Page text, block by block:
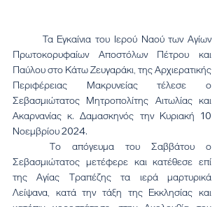
Πρωτοκορυφαίων Αποστόλων Πέτρου και
Παύλου στο Κάτω Ζευγαράκι, της Αρχιερατικής
Περιφέρειας Μακρυνείας τέλεσε ο
Σεβασμιώτατος Μητροπολίτης Αιτωλίας και
Ακαρνανίας κ. Δαμασκηνός την Κυριακή 10
Νοεμβρίου 2024.
Σεβασμιώτατος μετέφερε και κατέθεσε επί
της Αγίας Τραπέζης τα ιερά μαρτυρικά
Λείψανα, κατά την τάξη της Εκκλησίας και